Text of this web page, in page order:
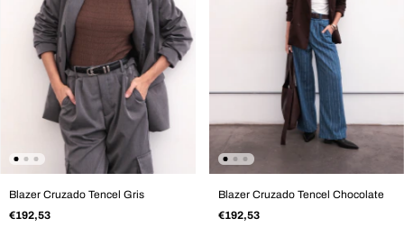
Blazer Cruzado Tencel Gris
€192,53
Blazer Cruzado Tencel Chocolate
€192,53